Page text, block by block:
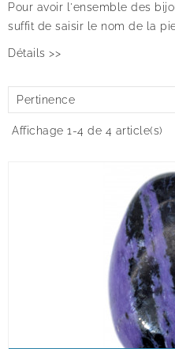
Pour avoir l'ensemble des
suffit de saisir le nom de la
Détails >>
Pertinence
Affichage 1-4 de 4 article(s)